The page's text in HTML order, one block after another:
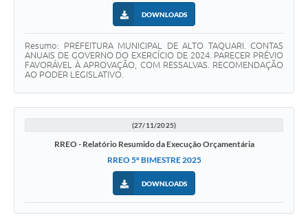
DOWNLOADS
Resumo: PREFEITURA MUNICIPAL DE ALTO TAQUARI. CONTAS
ANUAIS DE GOVERNO DO EXERCÍCIO DE 2024. PARECER PRÉVIO
FAVORÁVEL À APROVAÇÃO, COM RESSALVAS. RECOMENDAÇÃO
AO PODER LEGISLATIVO.
(27/11/2025)
RREO - Relatório Resumido da Execução Orçamentária
RREO 5º BIMESTRE 2025
DOWNLOADS